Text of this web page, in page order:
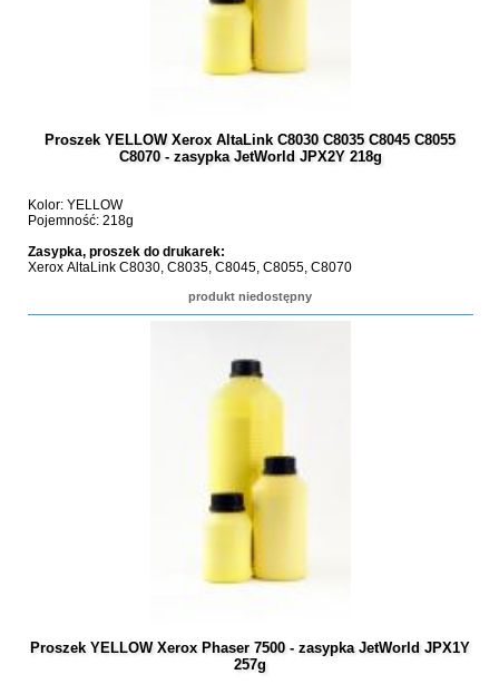
Proszek YELLOW Xerox AltaLink C8030 C8035 C8045 C8055
C8070 - zasypka JetWorld JPX2Y 218g
Kolor: YELLOW
Pojemność: 218g
Zasypka, proszek do drukarek:
Xerox AltaLink C8030, C8035, C8045, C8055, C8070
produkt niedostępny
Proszek YELLOW Xerox Phaser 7500 - zasypka JetWorld JPX1Y
257g